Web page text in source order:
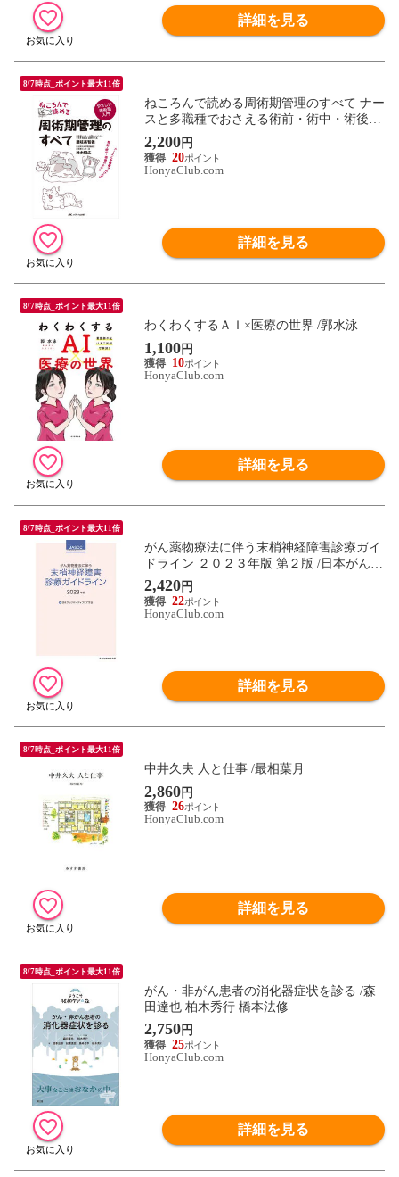
詳細を見る
8/7時点_ポイント最大11倍
ねころんで読める周術期管理のすべて ナー
スと多職種でおさえる術前・術中・術後の
キホン /讃岐美智義 鈴木昭広
2,200円
20
HonyaClub.com
詳細を見る
8/7時点_ポイント最大11倍
わくわくするＡＩ×医療の世界 /郭水泳
1,100円
10
HonyaClub.com
詳細を見る
8/7時点_ポイント最大11倍
がん薬物療法に伴う末梢神経障害診療ガイ
ドライン ２０２３年版 第２版 /日本がんサ
ポーティブ
2,420円
22
HonyaClub.com
詳細を見る
8/7時点_ポイント最大11倍
中井久夫 人と仕事 /最相葉月
2,860円
26
HonyaClub.com
詳細を見る
8/7時点_ポイント最大11倍
がん・非がん患者の消化器症状を診る /森
田達也 柏木秀行 橋本法修
2,750円
25
HonyaClub.com
詳細を見る